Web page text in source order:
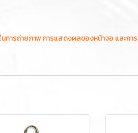
การถ่ายภาพ การแสดงผลของหน้าจอ และ